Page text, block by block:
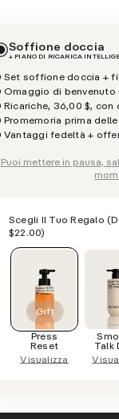
Soffione doccia
+ PIANO DI RICARICA
Set soffione doccia +
Omaggio di benvenuto
Ricariche, 36,00 $, con
Promemoria prima
Vantaggi fedeltà +
Puoi mettere in pausa,
Scegli Il Tuo Regalo
$22.00)
Press
Reset
Visualizza
Talk